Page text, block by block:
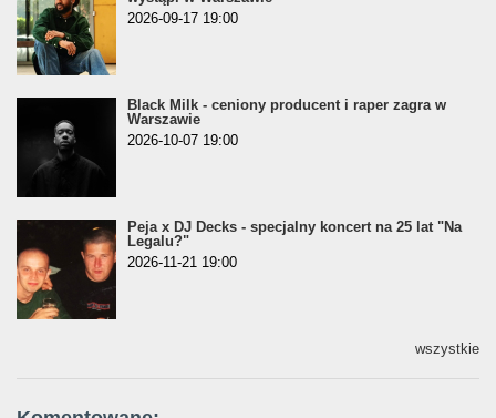
2026-09-17 19:00
Black Milk - ceniony producent i raper zagra w
Warszawie
2026-10-07 19:00
Peja x DJ Decks - specjalny koncert na 25 lat "Na
Legalu?"
2026-11-21 19:00
wszystkie